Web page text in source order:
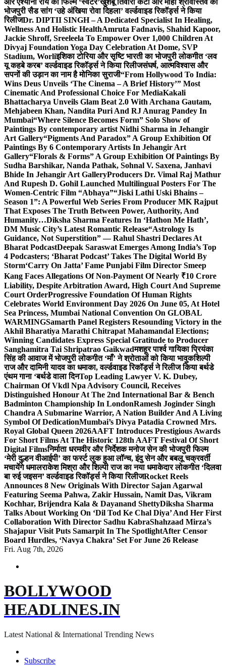
और ऐश्याना राय की फिल्म ‘स्वेटर’खुशबू तिवारी केटी और माही श्रीवास्तव का
भोजपुरी सैड सांग ‘उहे अंखिया रोवा दिहला’ वर्ल्डवाइड रिकॉर्ड्स ने किया
रिलीजDr. DIPTII SINGH – A Dedicated Specialist In Healing,
Wellness And Holistic HealthAmruta Fadnavis, Shahid Kapoor,
Jackie Shroff, Sreeleela To Empower Over 1,000 Children At
Divyaj Foundation Yoga Day Celebration At Dome, SVP
Stadium, Worliइशिका टोरिया और सृष्टि भारती का भोजपुरी लोकगीत ‘लव
यू कहबे करब’ वर्ल्डवाइड रिकॉर्ड्स ने किया रिलीजसंघर्ष, आत्मविश्वास और
सपनों की उड़ान का नाम है मोनिका सुराजी“From Hollywood To India:
Wins Deus Unveils ‘The Cinema – A Brief History’” Most
Cinematic And Professional Choice For MediaKakali
Bhattacharya Unveils Glam Beat 2.0 With Archana Gautam,
Mehjabeen Khan, Nandita Puri And RJ Anurag Pandey In
Mumbai“Where Silence Becomes Form” Solo Show of
Paintings By contemporary artist Nidhi Sharma in Jehangir
Art Gallery“Pigments And Paradox” A Group Exhibition Of
Paintings By 6 Contemporary Artists In Jehangir Art
Gallery“Florals & Forms” A Group Exhibition Of Paintings By
Sudha Barshikar, Nanda Pathak, Sohnal V. Saxena, Janhavi
Bhide In Jehangir Art GalleryProducers Dr. Vimal Raj Mathur
And Rupesh D. Gohil Launched Multilingual Posters For The
Women-Centric Film “Abhaya”“Jiski Lathi Uski Bhains –
Season 1”: A Powerful Web Series From Producer MK Rajput
That Exposes The Truth Between Power, Authority, And
Humanity…Diksha Sharma Features In ‘Hathon Me Hath’,
DM Music City’s Latest Romantic Release“Astrology Is
Guidance, Not Superstition” — Rahul Shastri Declares At
Bharat PodcastDeepak Saraswat Emerges Among India’s Top
4 Podcasters; ‘Bharat Podcast’ Takes The Digital World By
Storm‘Carry On Jatta’ Fame Punjabi Film Director Smeep
Kang Faces Allegations Of Non-Payment Of Nearly ₹10 Crore
Liability, Despite Arbitration Award, High Court And Supreme
Court OrderProgressive Foundation Of Human Rights
Celebrates World Environment Day 2026 On June 05, At Hotel
Sea Princess, Mumbai National Convention On GLOBAL
WARMINGSamarth Panel Registers Resounding Victory in the
Akhil Bharatiya Marathi Chitrapat Mahamandal Elections;
Winning Candidates Express Special Gratitude to Producer
Sanghamitra Tai Shripatrao Gaikwadमशहूर पार्श्व गायिका प्रियंका
सिंह की आवाज में भोजपुरी लोकगीत ‘माँ’ ने श्रोताओं को किया भावुकशिल्पी
राज और दामिनी यादव का धमाका, वर्ल्डवाइड रिकॉर्ड्स ने रिलीज किया बर्थडे
एंथम गाना ‘बर्थडे वाला दिनTop Leading Lawyer V. K. Dubey,
Chairman Of Vkdl Npa Advisory Council, Receives
Distinguished Honour At The 2nd International Bar & Bench
Badminton Championship In LondonRamesh Joginder Singh
Chandra A Submarine Warrior, A Nation Builder And A Living
Symbol Of DedicationMumbai’s Divya Patadia Crowned Mrs.
Royal Global Queen 2026AAFT Introduces Prestigious Awards
For Short Films At The Historic 128th AAFT Festival Of Short
Digital Filmsनिर्माता धरमवीर और निर्देशक मनोज सेन की भोजपुरी फिल्म
‘मेरी दुल्हन वीआईपी’ का फर्स्ट लुक हुआ लॉन्च, इंदु सेन और बबलू चक्रवर्ती
मचायेंगे धमालराकेश मिश्रा और शिल्पी राज का नया धमाकेदार लोकगीत ‘दिलवा
बा रुई जइसन’ वर्ल्डवाइड रिकॉर्ड्स ने किया रिलीजRocket Reels
Announces 8 New Originals With Director Sajan Agarwal
Featuring Seema Pahwa, Zakir Hussain, Namit Das, Vikram
Kochhar, Brijendra Kala & Dayanand ShettyDiksha Sharma
Talks About Working On ‘Dil Tod Ke Chal Diya’ And Her First
Collaboration With Director Sadhu KabraShahzaad Mirza’s
Shajapur Visit Puts Samarpit In The SpotlightAfter Censor
Board Hurdles, ‘Navya Chakra’ Set For June 26 Release
Fri. Aug 7th, 2026
BOLLYWOOD
HEADLINES.IN
Latest National & International Trending News
Subscribe